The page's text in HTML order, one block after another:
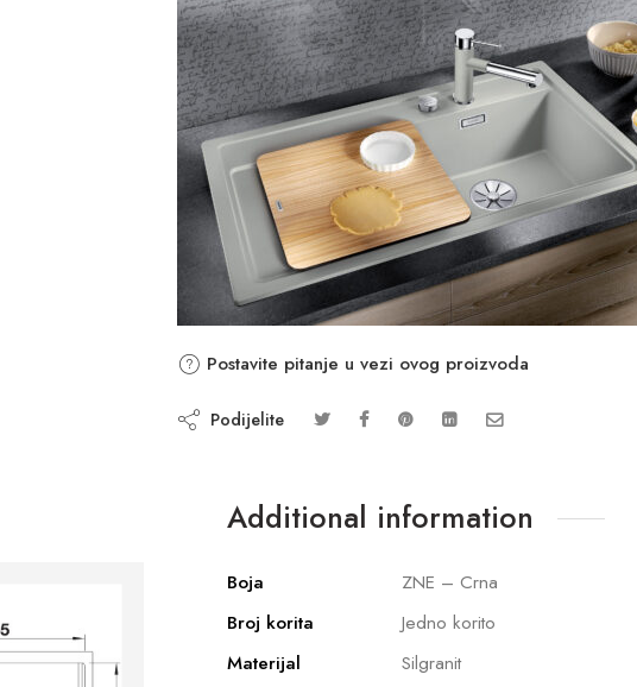
Postavite pitanje u vezi ovog proizvoda
Podijelite
Additional information
Boja
ZNE – Crna
Broj korita
Jedno korito
Materijal
Silgranit